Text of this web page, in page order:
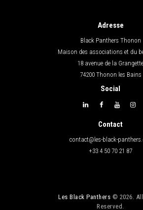
Adresse
Black Panthers Thonon
Maison des associations et du
18 avenue de la Grangette
74200 Thonon les Bains
Social
Contact
contact@les-black-
+33 4 50 70 21 87
Les Black Panthers © 2026.
Reserved.